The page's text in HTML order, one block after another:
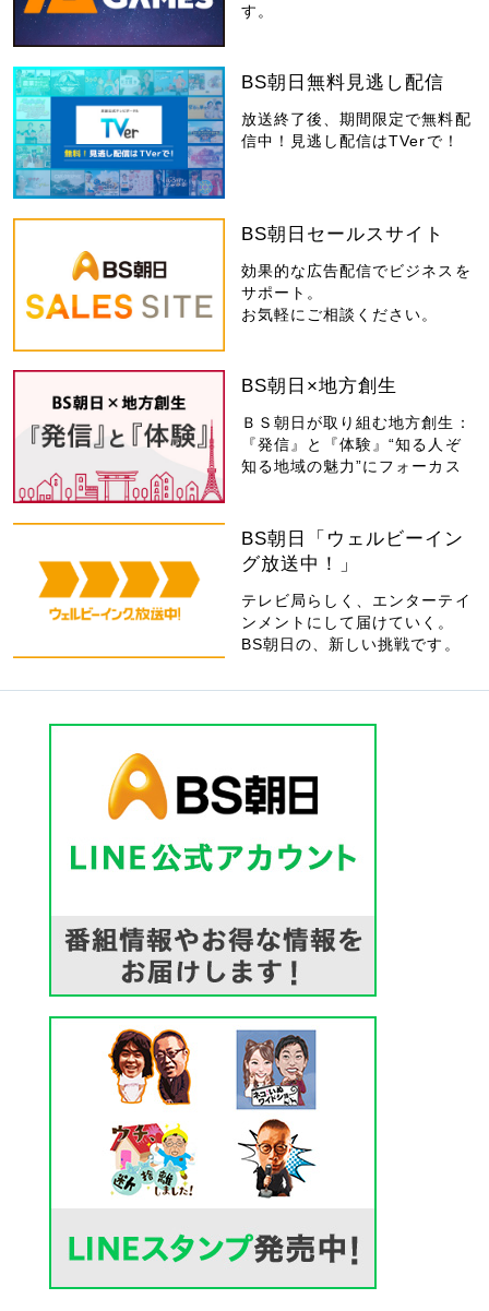
す。
BS朝日無料見逃し配信
放送終了後、期間限定で無料配
信中！見逃し配信はTVerで！
BS朝日セールスサイト
効果的な広告配信でビジネスを
サポート。
お気軽にご相談ください。
BS朝日×地方創生
ＢＳ朝日が取り組む地方創生：
『発信』と『体験』“知る人ぞ
知る地域の魅力”にフォーカス
BS朝日「ウェルビーイン
グ放送中！」
テレビ局らしく、エンターテイ
ンメントにして届けていく。
BS朝日の、新しい挑戦です。